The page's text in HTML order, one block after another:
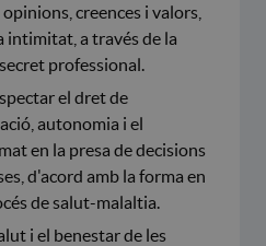
creences i valors,
intimitat, a través de la
professional.
el dret de
autonomia i el
en la presa de decisions
d'acord amb la forma en
de salut-malaltia.
i el benestar de les